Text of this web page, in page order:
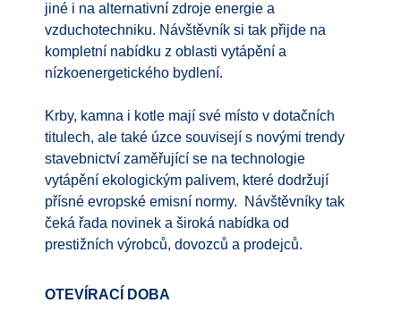
jiné i na alternativní zdroje energie a
vzduchotechniku. Návštěvník si tak přijde na
kompletní nabídku z oblasti vytápění a
nízkoenergetického bydlení.
Krby, kamna i kotle mají své místo v dotačních
titulech, ale také úzce souvisejí s novými trendy
stavebnictví zaměřující se na technologie
vytápění ekologickým palivem, které dodržují
přísné evropské emisní normy. Návštěvníky tak
čeká řada novinek a široká nabídka od
prestižních výrobců, dovozců a prodejců.
OTEVÍRACÍ DOBA